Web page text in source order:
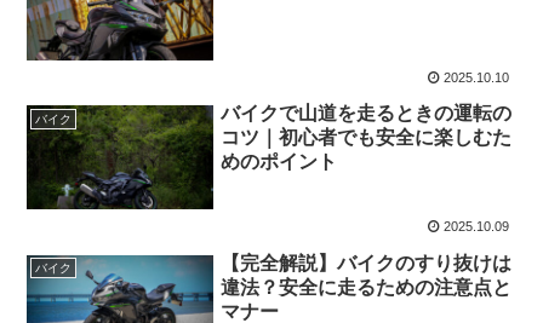
2025.10.10
バイク
バイクで山道を走るときの運転の
コツ｜初心者でも安全に楽しむた
めのポイント
2025.10.09
バイク
【完全解説】バイクのすり抜けは
違法？安全に走るための注意点と
マナー